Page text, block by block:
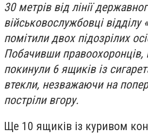
30 метрів від лінії
військовослужбовці відділу
помітили двох підозрілих
Побачивши правоохоронців,
покинули 6 ящиків із
втекли, незважаючи на
постріли вгору.
Ще 10 ящиків із куривом